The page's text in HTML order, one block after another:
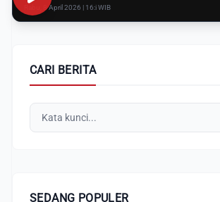
Rabu, 8 April 2026 | 16:i WIB
CARI BERITA
SEDANG POPULER